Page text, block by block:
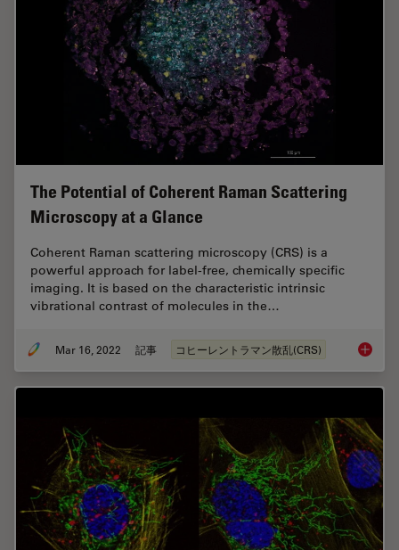
The Potential of Coherent Raman Scattering
Microscopy at a Glance
Coherent Raman scattering microscopy (CRS) is a
powerful approach for label-free, chemically specific
imaging. It is based on the characteristic intrinsic
vibrational contrast of molecules in the…
Mar 16, 2022 記事 コヒーレントラマン散乱(CRS) The